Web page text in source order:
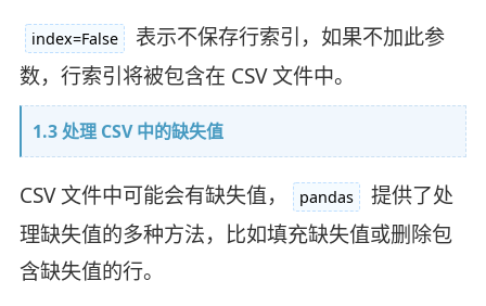
index=False
表示不保存行索引，如果不加此参
数，行索引将被包含在 CSV 文件中。
1.3 处理 CSV 中的缺失值
CSV 文件中可能会有缺失值， pandas
提供了处
理缺失值的多种方法，比如填充缺失值或删除包
含缺失值的行。